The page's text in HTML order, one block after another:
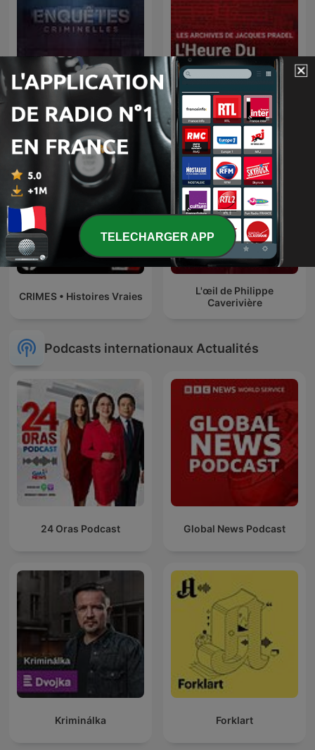
Enquêtes criminelles
L’heure du crime : les
archives de Jacques
Pradel
CRIMES • Histoires Vraies
L'œil de Philippe
Caverivière
Podcasts internationaux Actualités
24 Oras Podcast Global News Podcast
Kriminálka Forklart
TELECHARGER APP